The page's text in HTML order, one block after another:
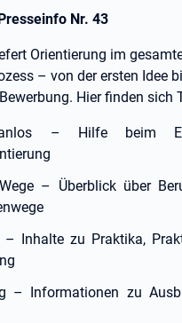
Nr. 43
Orientierung im
– von der ersten Idee
Hier finden sich
– Hilfe beim
– Überblick über
– Inhalte zu Praktika,
– Informationen zu